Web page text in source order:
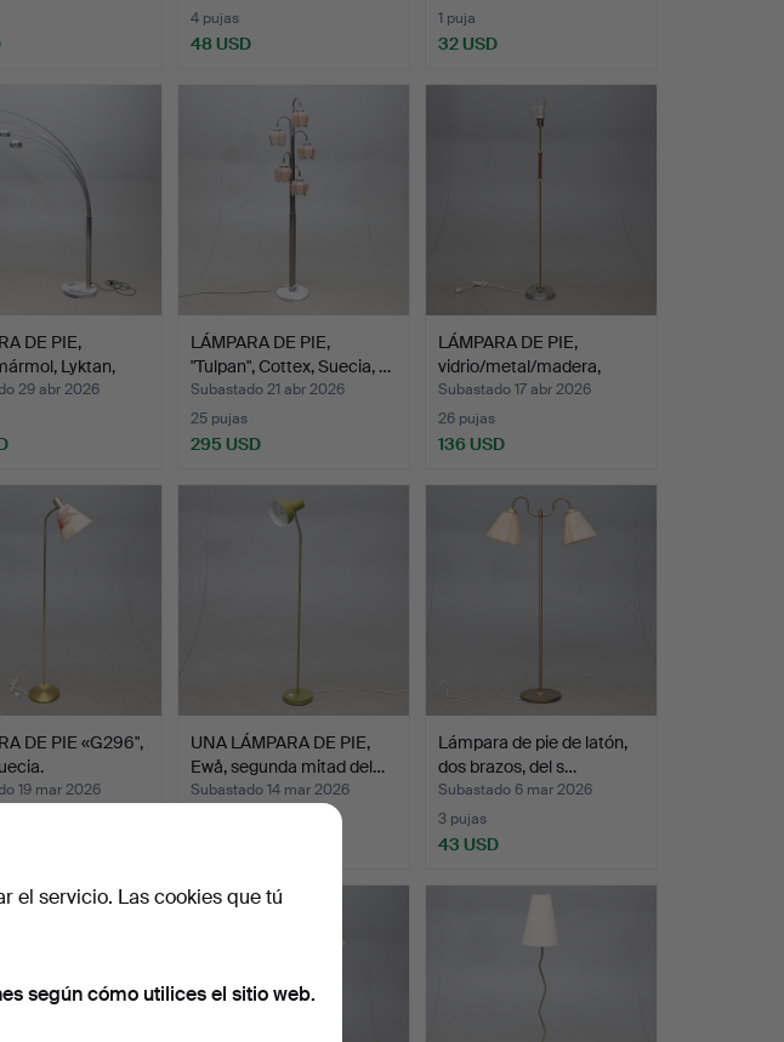
4 pujas
48 USD
1 puja
32 USD
DE PIE,
Lyktan,
29 abr 2026
LÁMPARA DE PIE,
"Tulpan", Cottex, Suecia, …
Subastado 21 abr 2026
25 pujas
295 USD
LÁMPARA DE PIE,
vidrio/metal/madera,
NAFA/…
Subastado 17 abr 2026
26 pujas
136 USD
DE PIE «G296",
19 mar 2026
UNA LÁMPARA DE PIE,
Ewå, segunda mitad del…
Subastado 14 mar 2026
Lámpara de pie de latón,
dos brazos, del s…
Subastado 6 mar 2026
3 pujas
43 USD
el servicio. Las cookies que tú
según cómo utilices el sitio web.